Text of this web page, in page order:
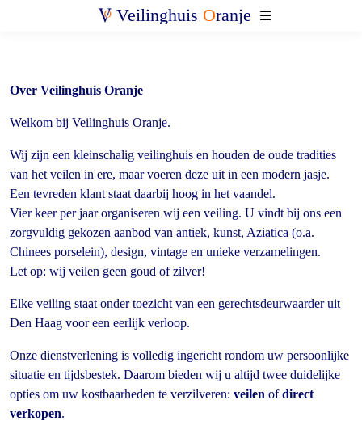
Veilinghuis Oranje
Over Veilinghuis Oranje
Welkom bij Veilinghuis Oranje.
Wij zijn een kleinschalig veilinghuis en houden de oude tradities
van het veilen in ere, maar voeren deze uit in een modern jasje.
Een tevreden klant staat daarbij hoog in het vaandel.
Vier keer per jaar organiseren wij een veiling. U vindt bij ons een
zorgvuldig gekozen aanbod van antiek, kunst, Aziatica (o.a.
Chinees porselein), design, vintage en unieke verzamelingen.
Let op: wij veilen geen goud of zilver!
Elke veiling staat onder toezicht van een gerechtsdeurwaarder uit
Den Haag voor een eerlijk verloop.
Onze dienstverlening is volledig ingericht rondom uw persoonlijke
situatie en tijdsbestek. Daarom bieden wij u altijd twee duidelijke
opties om uw kostbaarheden te verzilveren: veilen ofdirect
verkopen.